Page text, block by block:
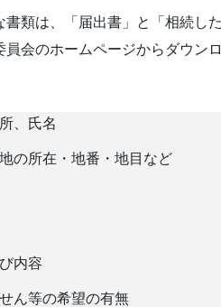
類は、「届出書」と「相続し
会のホームページからダウン
、氏名
の所在・地番・地目など
内容
ん等の希望の有無